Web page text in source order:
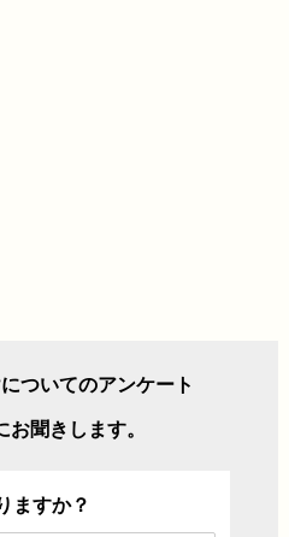
ついてのアンケート
聞きします。
ますか？